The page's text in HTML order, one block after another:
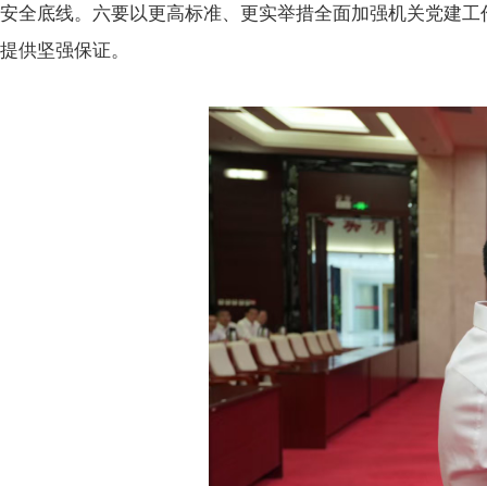
安全底线。六要以更高标准、更实举措全面加强机关党建
提供坚强保证。